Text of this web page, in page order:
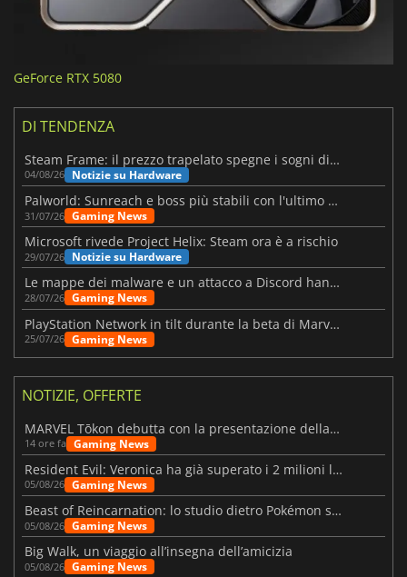
GeForce RTX 5080
DI TENDENZA
Steam Frame: il prezzo trapelato spegne i sogni di un VR economico
04/08/26 Notizie su Hardware
Palworld: Sunreach e boss più stabili con l'ultimo update
31/07/26 Gaming News
Microsoft rivede Project Helix: Steam ora è a rischio
29/07/26 Notizie su Hardware
Le mappe dei malware e un attacco a Discord hanno colpito Meccha Chameleon
28/07/26 Gaming News
PlayStation Network in tilt durante la beta di Marvel Tōkon
25/07/26 Gaming News
NOTIZIE, OFFERTE
MARVEL Tōkon debutta con la presentazione della roadmap per il primo anno
14 ore fa Gaming News
Resident Evil: Veronica ha già superato i 2 milioni liste dei desideri
05/08/26 Gaming News
Beast of Reincarnation: lo studio dietro Pokémon su una nuova strada
05/08/26 Gaming News
Big Walk, un viaggio all’insegna dell’amicizia
05/08/26 Gaming News